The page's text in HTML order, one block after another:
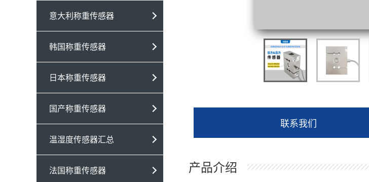
意大利称重传感器
韩国称重传感器
日本称重传感器
国产称重传感器
温湿度传感器汇总
法国称重传感器
联系我们
产品介绍